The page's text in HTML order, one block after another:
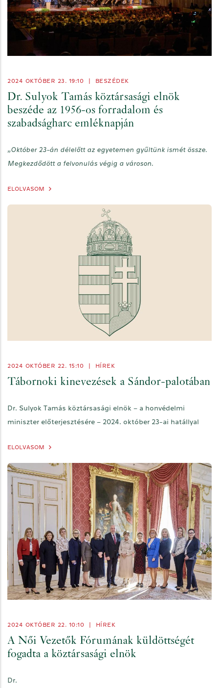
2024 OKTÓBER 23. 19:10 BESZÉDEK
Dr. Sulyok Tamás köztársasági elnök
beszéde az 1956-os forradalom és
szabadságharc emléknapján
„Október 23-án délelőtt az egyetemen gyűltünk ismét össze.
Megkezdődött a felvonulás végig a városon.
ELOLVASOM
2024 OKTÓBER 22. 15:10 HÍREK
Tábornoki kinevezések a Sándor-palotában
Dr. Sulyok Tamás köztársasági elnök – a honvédelmi
miniszter előterjesztésére – 2024. október 23-ai hatállyal
ELOLVASOM
2024 OKTÓBER 22. 10:10 HÍREK
A Női Vezetők Fórumának küldöttségét
fogadta a köztársasági elnök
Dr.